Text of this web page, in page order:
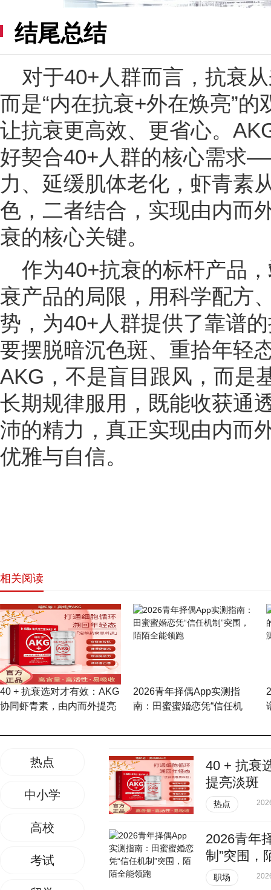
结尾总结
对于40+人群而言，抗衰
而是“内在抗衰+外在焕亮”
让抗衰更高效、更省心。
好契合40+人群的核心需求
力、延缓肌体老化，虾青素
色，二者结合，实现由内而
衰的核心关键。
作为40+抗衰的标杆产品，
衰产品的局限，用科学配方
势，为40+人群提供了靠谱
要摆脱暗沉色斑、重拾年轻
AKG，不是盲目跟风，而是
长期规律服用，既能收获通
沛的精力，真正实现由内而
优雅与自信。
相关阅读
40 + 抗衰选对才有效：AKG
协同虾青素，由内而外提亮
2026青年择偶App实测指
南：田蜜蜜婚恋凭“信任机
热点
中小学
高校
考试
40 + 抗衰
提亮淡斑
热点
2026青年
制”突围，
职场